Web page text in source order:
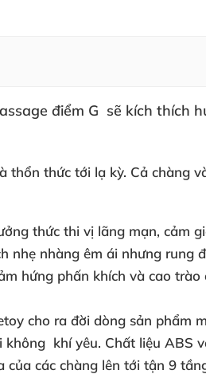
điểm G sẽ kích thích
thổn thức tới lạ kỳ. Cả chàng
thức thi vị lãng mạn, cảm
nhẹ nhàng êm ái nhưng rung
hứng phấn khích và cao trào
cho ra đời dòng sản phẩm
không khí yêu. Chất liệu ABS
của các chàng lên tới tận 9